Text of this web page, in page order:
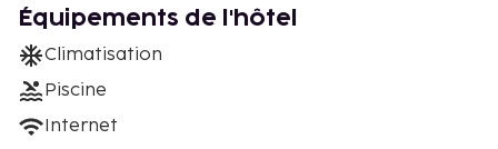
Équipements de l'hôtel
Climatisation
Piscine
Internet